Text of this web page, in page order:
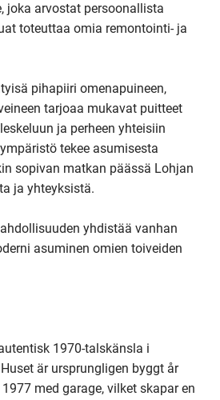
joka arvostat persoonallista
toteuttaa omia remontointi- ja
pihapiiri omenapuineen,
tarjoaa mukavat puitteet
ja perheen yhteisiin
tekee asumisesta
sopivan matkan päässä Lohjan
ja yhteyksistä.
yhdistää vanhan
asuminen omien toiveiden
1970-talskänsla i
är ursprungligen byggt år
med garage, vilket skapar en